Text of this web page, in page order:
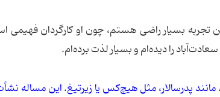
تجربه بسیار راضی هستم، چون او كارگردان فهیمی
را دیده‌ام و بسیار لذت برده‌ام.
پدرسالار، مثل هیچ‌كس یا زیرتیغ. این مساله